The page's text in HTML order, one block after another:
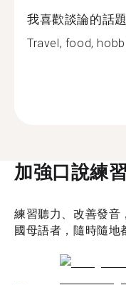
我喜歡談論的話題
Travel, food,
加強口說練
練習聽力、改善發音
國母語者，隨時隨地